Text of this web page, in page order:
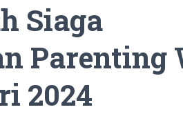
Siaga
Parenting
2024